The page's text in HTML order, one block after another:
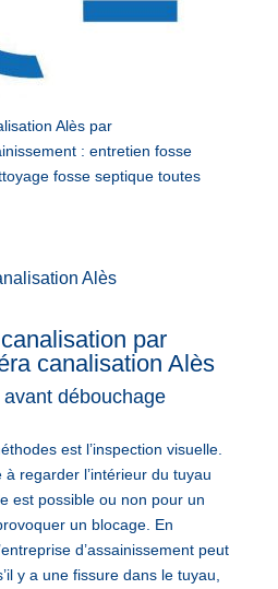
Alès par
: entretien fosse
fosse septique toutes
Alès
par
canalisation Alès
débouchage
est l’inspection visuelle.
regarder l’intérieur du tuyau
est possible ou non pour un
un blocage. En
d’assainissement peut
y a une fissure dans le tuyau,